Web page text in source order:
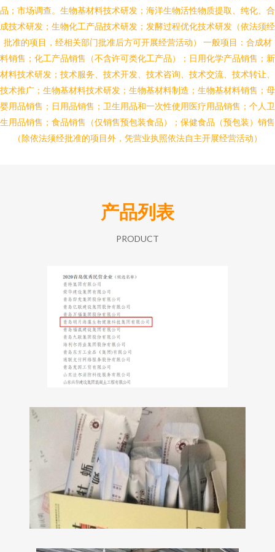
品；市场调查。生物基材料技术研发；海洋生物活性物质提取、纯化、合
成技术研发；生物化工产品技术研发；发酵过程优化技术研发（依法须经
批准的项目，经相关部门批准后方可开展经营活动） 一般项目：合成材
料销售；化工产品销售（不含许可类化工产品）；日用化学产品销售；新
材料技术研发；技术服务、技术开发、技术咨询、技术交流、技术转让、
技术推广；生物基材料技术研发；生物基材料制造；生物基材料销售；母
婴用品销售；日用品销售；卫生用品和一次性使用医疗用品销售；个人卫
生用品销售；食品销售（仅销售预包装食品）；保健食品（预包装）销售
（除依法须经批准的项目外，凭营业执照依法自主开展经营活动）
产品列表
PRODUCT